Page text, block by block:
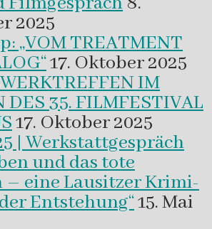
2025
„VOM TREATMENT
17. Oktober 2025
IM
DES 35. FILMFESTIVAL
17. Oktober 2025
| Werkstattgespräch
und das tote
– eine Lausitzer Krimi-
Entstehung“15. Mai